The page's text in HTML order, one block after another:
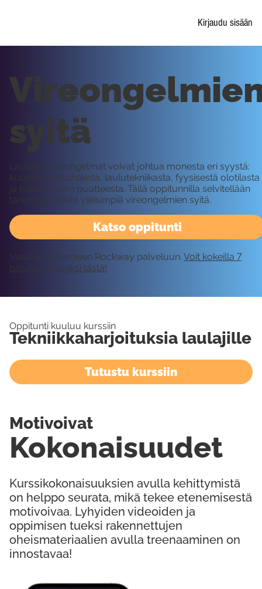
Kirjaudu sisään
Katso oppitunti
syitä
Laulajan vireongelmat voivat johtua monesta eri syystä:
kuunteluolosuhteista, laulutekniikasta, fyysisestä olotilasta
ja kokemuksen puutteesta. Tällä oppitunnilla selvitellään
tarkemmin näitä yleisimpiä vireongelmien syitä.
Vaatii kirjautumisen Rockway palveluun. Voit kokeilla 7
päivää ilmaiseksi tästä!
Oppitunti kuuluu kurssiin
Tekniikkaharjoituksia laulajille
Tutustu kurssiin
Kurssikokonaisuuksien avulla kehittymistä
on helppo seurata, mikä tekee etenemisestä
motivoivaa. Lyhyiden videoiden ja
oppimisen tueksi rakennettujen
oheismateriaalien avulla treenaaminen on
innostavaa!
Kokonaisuudet
Motivoivat